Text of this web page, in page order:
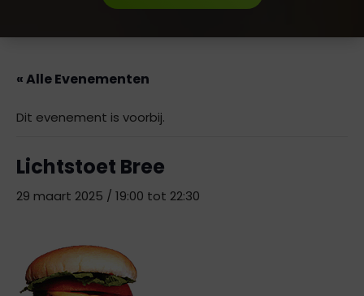
« Alle Evenementen
Dit evenement is voorbij.
Lichtstoet Bree
29 maart 2025 / 19:00 tot 22:30